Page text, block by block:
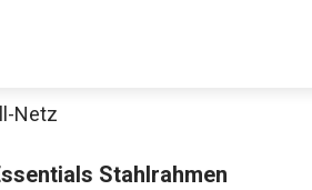
Netz
Stahlrahmen